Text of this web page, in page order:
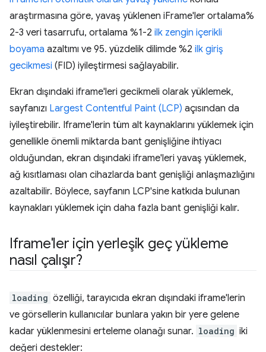
araştırmasına göre, yavaş yüklenen iFrame'ler ortalama%
2-3 veri tasarrufu, ortalama %1-2 ilk zengin içerikli
boyama azaltımı ve 95. yüzdelik dilimde %2 ilk giriş
gecikmesi (FID) iyileştirmesi sağlayabilir.
Ekran dışındaki iframe'leri gecikmeli olarak yüklemek,
sayfanızı Largest Contentful Paint (LCP) açısından da
iyileştirebilir. Iframe'lerin tüm alt kaynaklarını yüklemek için
genellikle önemli miktarda bant genişliğine ihtiyacı
olduğundan, ekran dışındaki iframe'leri yavaş yüklemek,
ağ kısıtlaması olan cihazlarda bant genişliği anlaşmazlığını
azaltabilir. Böylece, sayfanın LCP'sine katkıda bulunan
kaynakları yüklemek için daha fazla bant genişliği kalır.
Iframe'ler için yerleşik geç yükleme
nasıl çalışır?
loading özelliği, tarayıcıda ekran dışındaki iframe'lerin
ve görsellerin kullanıcılar bunlara yakın bir yere gelene
kadar yüklenmesini erteleme olanağı sunar. loading iki
değeri destekler: